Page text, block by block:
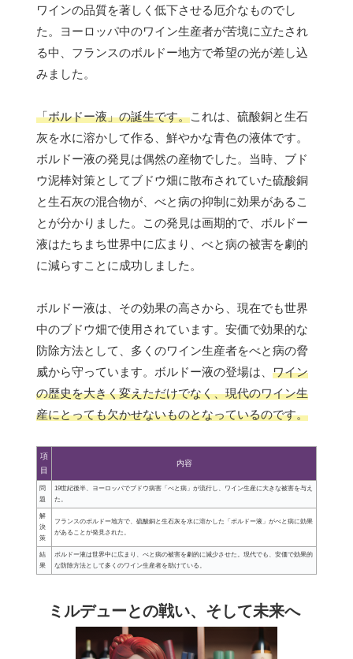
ワインの品質を著しく低下させる厄介なものでし
た。ヨーロッパ中のワイン生産者が苦境に立たされ
る中、フランスのボルドー地方で希望の光が差し込
みました。
「ボルドー液」の誕生です。これは、硫酸銅と生石
灰を水に溶かして作る、鮮やかな青色の液体です。
ボルドー液の発見は偶然の産物でした。当時、ブド
ウ泥棒対策としてブドウ畑に散布されていた硫酸銅
と生石灰の混合物が、べと病の抑制に効果があるこ
とが分かりました。この発見は画期的で、ボルドー
液はたちまち世界中に広まり、べと病の被害を劇的
に減らすことに成功しました。
ボルドー液は、その効果の高さから、現在でも世界
中のブドウ畑で使用されています。安価で効果的な
防除方法として、多くのワイン生産者をべと病の脅
威から守っています。ボルドー液の登場は、 ワイン
の歴史を大きく変えただけでなく、現代のワイン生
産にとっても欠かせないものとなっているのです。
項
目
内容
問
題
19世紀後半、ヨーロッパでブドウ病害「べと病」が流行し、ワイン生産に大きな被害を与え
た。
解
決
策
フランスのボルドー地方で、硫酸銅と生石灰を水に溶かした「ボルドー液」がべと病に効果
があることが発見された。
結
果
ボルドー液は世界中に広まり、べと病の被害を劇的に減少させた。現代でも、安価で効果的
な防除方法として多くのワイン生産者を助けている。
ミルデューとの戦い、そして未来へ